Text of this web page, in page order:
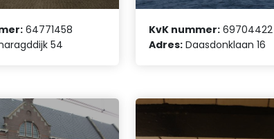
64771458
54
KvK nummer: 69704422
Adres: Daasdonklaan 16